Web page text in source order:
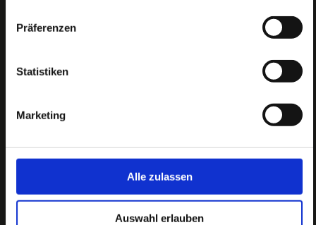
Präferenzen
Statistiken
Marketing
Alle zulassen
Auswahl erlauben